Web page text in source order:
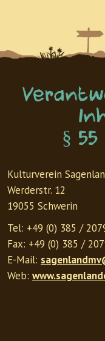
§ 55
Kulturverein
Werderstr. 12
19055 Schwerin
Tel: +49 (0) 385 /
Fax: +49 (0) 385 /
E-Mail:
Web: